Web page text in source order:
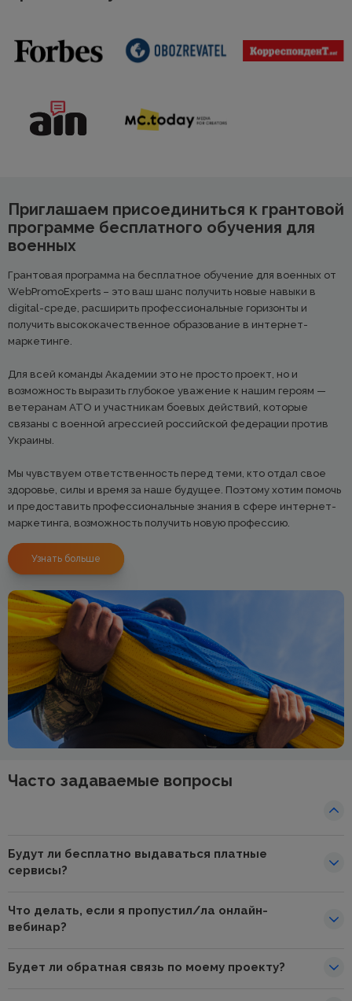
Приглашаем присоединиться к грантовой
программе бесплатного обучения для
военных
Грантовая программа на бесплатное обучение для военных от
WebPromoExperts – это ваш шанс получить новые навыки в
digital-среде, расширить профессиональные горизонты и
получить высококачественное образование в интернет-
маркетинге.
Для всей команды Академии это не просто проект, но и
возможность выразить глубокое уважение к нашим героям —
ветеранам АТО и участникам боевых действий, которые
связаны с военной агрессией российской федерации против
Украины.
Мы чувствуем ответственность перед теми, кто отдал свое
здоровье, силы и время за наше будущее. Поэтому хотим помочь
и предоставить профессиональные знания в сфере интернет-
маркетинга, возможность получить новую профессию.
Узнать больше
Часто задаваемые вопросы
Будут ли бесплатно выдаваться платные
сервисы?
Что делать, если я пропустил/ла онлайн-
вебинар?
Будет ли обратная связь по моему проекту?